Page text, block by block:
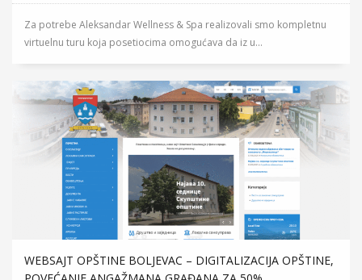
Za potrebe Aleksandar Wellness & Spa realizovali smo kompletnu
virtuelnu turu koja posetiocima omogućava da iz u...
WEBSAJT OPŠTINE BOLJEVAC – DIGITALIZACIJA OPŠTINE,